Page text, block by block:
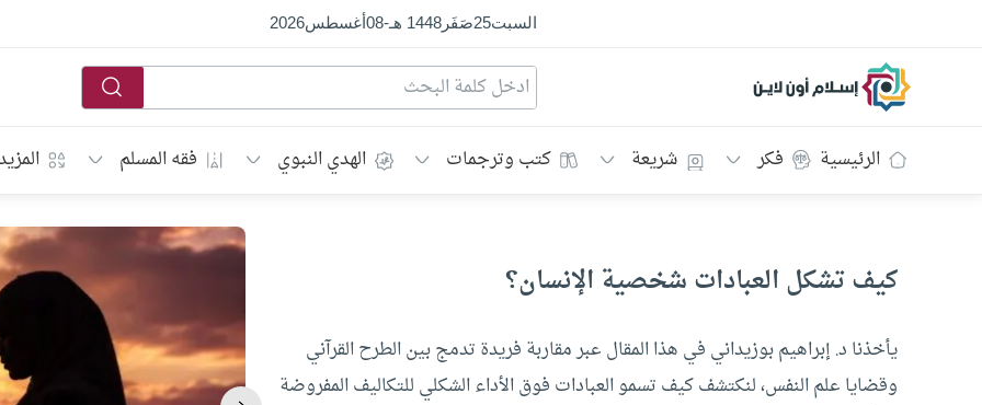
السبت25صَفَر1448 هـ -
08أغسطس2026
إسلام أون لاين
الرئيسية فكر شريعة كتب وترجمات الهدي النبوي فقه المسلم
كيف تشكل العبادات شخصية الإنسان؟
يأخذنا د. إبراهيم بوزيداني في هذا المقال عبر مقاربة فريدة تدمج بين الطرح القرآني
وقضايا علم النفس، لنكتشف كيف تسمو العبادات فوق الأداء الشكلي للتكاليف المفروضة